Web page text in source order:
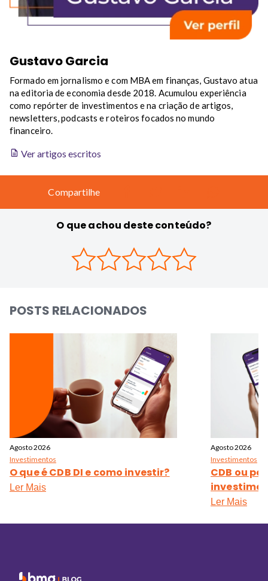
Gustavo Garcia
Formado em jornalismo e com MBA em finanças, Gustavo atua
na editoria de economia desde 2018. Acumulou experiência
como repórter de investimentos e na criação de artigos,
newsletters, podcasts e roteiros focados no mundo
financeiro.
Ver artigos escritos
Compartilhe
O que achou deste conteúdo?
POSTS RELACIONADOS
Agosto 2026
Investimentos
O que é CDB DI e como investir?
Ler Mais
Agosto 2026
Investimentos
CDB ou
Ler Mais